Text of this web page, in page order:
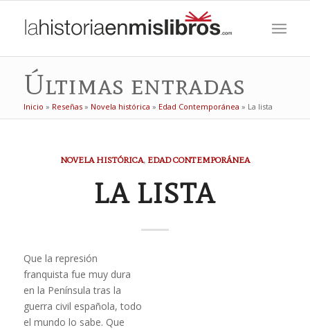
Últimas entradas
Inicio » Reseñas» Novela histórica » Edad Contemporánea » La lista
NOVELA HISTÓRICA, EDAD CONTEMPORÁNEA
LA LISTA
Que la represión
franquista fue muy dura
en la Península tras la
guerra civil española, todo
el mundo lo sabe. Que